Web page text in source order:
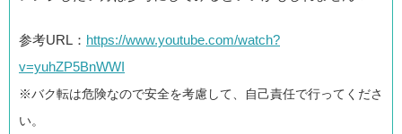
参考URL： https://www.youtube.com/watch?
v=yuhZP5BnWWI
※バク転は危険なので安全を考慮して、自己責任で行ってくださ
い。